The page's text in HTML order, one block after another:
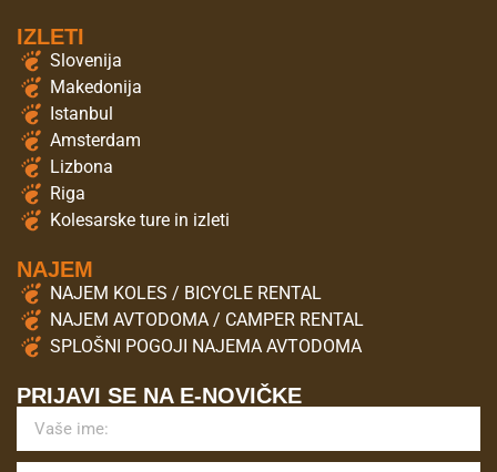
IZLETI
Slovenija
Makedonija
Istanbul
Amsterdam
Lizbona
Riga
Kolesarske ture in izleti
NAJEM
NAJEM KOLES / BICYCLE RENTAL
NAJEM AVTODOMA / CAMPER RENTAL
SPLOŠNI POGOJI NAJEMA AVTODOMA
PRIJAVI SE NA E-NOVIČKE